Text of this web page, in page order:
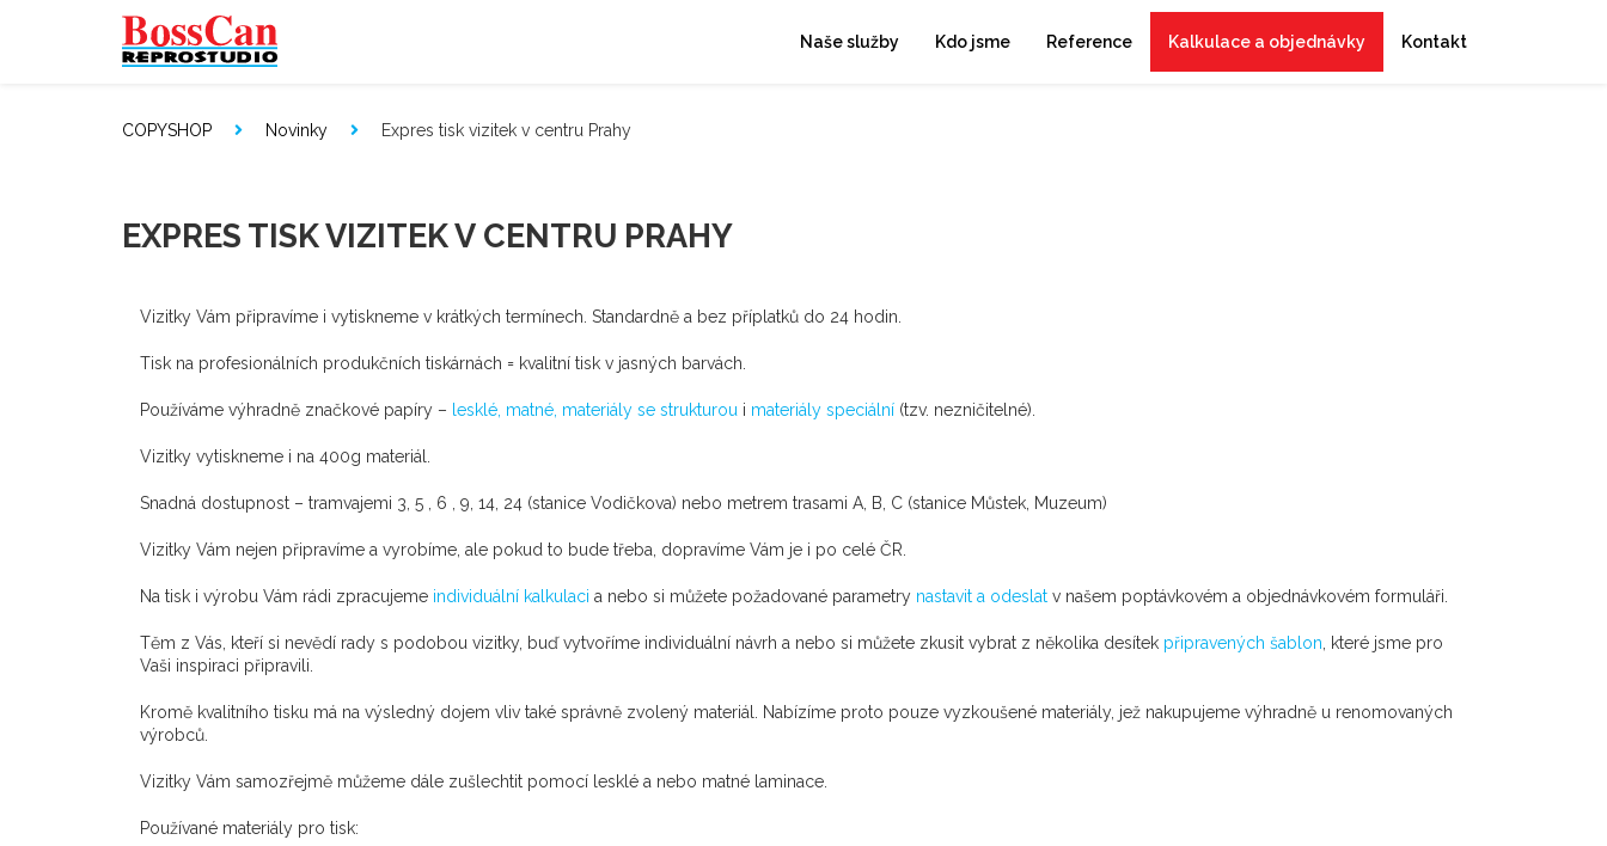
Naše služby Kdo jsme Reference Kalkulace a objednávky Kontakt
COPYSHOP Novinky Expres tisk vizitek v centru Prahy
EXPRES TISK VIZITEK V CENTRU PRAHY
Vizitky Vám připravíme i vytiskneme v krátkých termínech. Standardně a bez příplatků do 24 hodin.
Tisk na profesionálních produkčních tiskárnách = kvalitní tisk v jasných barvách.
Používáme výhradně značkové papíry – lesklé, matné, materiály se strukturou i materiály speciální (tzv. nezničitelné).
Vizitky vytiskneme i na 400g materiál.
Snadná dostupnost – tramvajemi 3, 5 , 6 , 9, 14, 24 (stanice Vodičkova) nebo metrem trasami A, B, C (stanice Můstek, Muzeum)
Vizitky Vám nejen připravíme a vyrobíme, ale pokud to bude třeba, dopravíme Vám je i po celé ČR.
Na tisk i výrobu Vám rádi zpracujeme individuální kalkulaci a nebo si můžete požadované parametry nastavit a odeslat v našem poptávkovém a objednávkovém formuláři.
Těm z Vás, kteří si nevědí rady s podobou vizitky, buď vytvoříme individuální návrh a nebo si můžete zkusit vybrat z několika desítek připravených šablon , které jsme pro
Vaši inspiraci připravili.
Kromě kvalitního tisku má na výsledný dojem vliv také správně zvolený materiál. Nabízíme proto pouze vyzkoušené materiály, jež nakupujeme výhradně u renomovaných
výrobců.
Vizitky Vám samozřejmě můžeme dále zušlechtit pomocí lesklé a nebo matné laminace.
Používané materiály pro tisk: